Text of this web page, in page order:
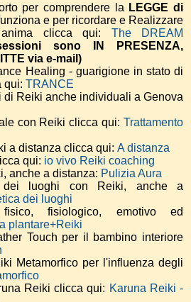
per comprendere la LEGGE di
e per ricordare e Realizzare
clicca qui: The DREAM
sono IN PRESENZA,
via e-mail)
Healing - guarigione in stato di
qui: TRANCE
di Reiki anche individuali a Genova
con Reiki clicca qui: Trattamento
a distanza clicca qui: A distanza
qui: io vivo Reiki coaching
anche a distanza: Pulizia Aura
dei luoghi con Reiki, anche a
dei luoghi
fisiologico, emotivo ed
plantare+Reiki
Touch per il bambino interiore
Metamorfico per l'influenza degli
Reiki clicca qui: Karuna Reiki -